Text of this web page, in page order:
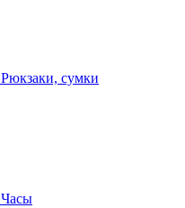
Рюкзаки, сумки
Часы